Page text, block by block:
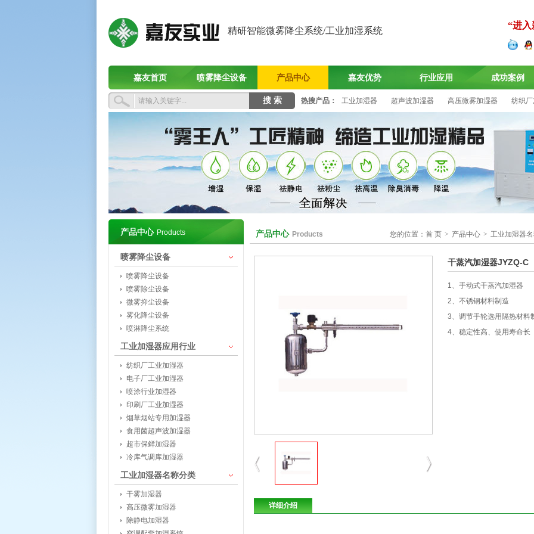
精研智能微雾降尘系统/工业加湿系统
“进入
嘉友首页 喷雾降尘设备 产品中心 嘉友优势 行业应用 成功案例
热搜产品： 工业加湿器 超声波加湿器 高压微雾加湿器 纺织
产品中心 Products
喷雾降尘设备
喷雾降尘设备
喷雾除尘设备
微雾抑尘设备
雾化降尘设备
喷淋降尘系统
工业加湿器应用行业
纺织厂工业加湿器
电子厂工业加湿器
喷涂行业加湿器
印刷厂工业加湿器
烟草烟站专用加湿器
食用菌超声波加湿器
超市保鲜加湿器
冷库气调库加湿器
工业加湿器名称分类
干雾加湿器
高压微雾加湿器
除静电加湿器
产品中心 Products 您的位置： 首 页 > 产品中心 > 工业加湿器
干蒸汽加湿器JYZQ-C
1、手动式干蒸汽加湿器
2、不锈钢材料制造
3、调节手轮选用隔热材料
4、稳定性高、使用寿命长
详细介绍